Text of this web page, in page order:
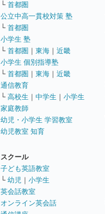
└ 首都圏
公立中高一貫校対策 塾
└ 首都圏
小学生 塾
└ 首都圏 ｜ 東海 ｜ 近畿
小学生 個別指導塾
└ 首都圏 ｜ 東海 ｜ 近畿
通信教育
└ 高校生 ｜ 中学生 ｜ 小学生
家庭教師
幼児・小学生 学習教室
幼児教室 知育
スクール
子ども英語教室
└ 幼児 ｜ 小学生
英会話教室
オンライン英会話